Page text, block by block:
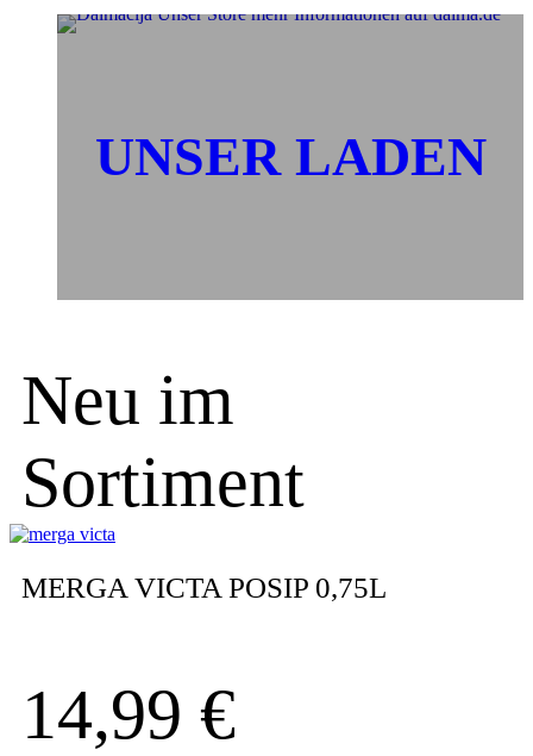
UNSER LADEN
Neu im
Sortiment
MERGA VICTA POSIP 0,75L
14,99 €